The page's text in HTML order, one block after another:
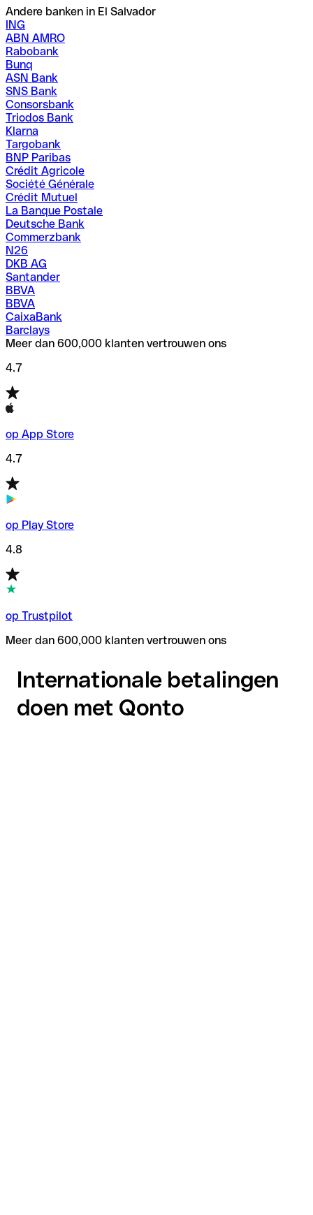
Andere banken in El Salvador
ING
ABN AMRO
Rabobank
Bunq
ASN Bank
SNS Bank
Consorsbank
Triodos Bank
Klarna
Targobank
BNP Paribas
Crédit Agricole
Société Générale
Crédit Mutuel
La Banque Postale
Deutsche Bank
Commerzbank
N26
DKB AG
Santander
BBVA
BBVA
CaixaBank
Barclays
Meer dan 600,000 klanten vertrouwen ons
4.7
op App Store
4.7
op Play Store
4.8
op Trustpilot
Meer dan 600,000 klanten vertrouwen ons
Internationale betalingen
doen met Qonto